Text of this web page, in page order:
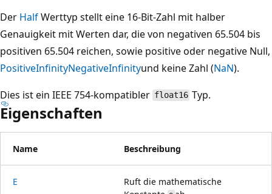
Der HalfWerttyp stellt eine 16-Bit-Zahl mit halber
Genauigkeit mit Werten dar, die von negativen 65.504 bis
positiven 65.504 reichen, sowie positive oder negative Null,
PositiveInfinityNegativeInfinityund keine Zahl (NaN).
Dies ist ein IEEE 754-kompatibler float16 Typ.
Eigenschaften
Name Beschreibung
E
Ruft die mathematische